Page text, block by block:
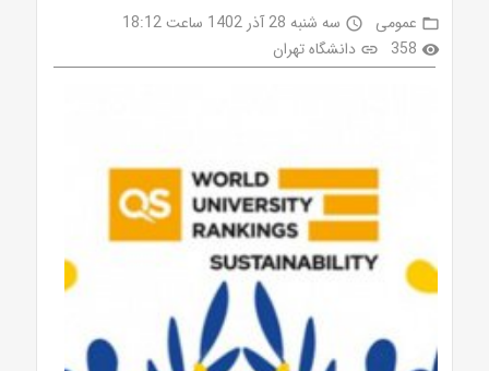
folder_open عمومی access_time سه شنبه 28 آذر 1402 ساعت 18:12
visibility
358
link دانشگاه تهران